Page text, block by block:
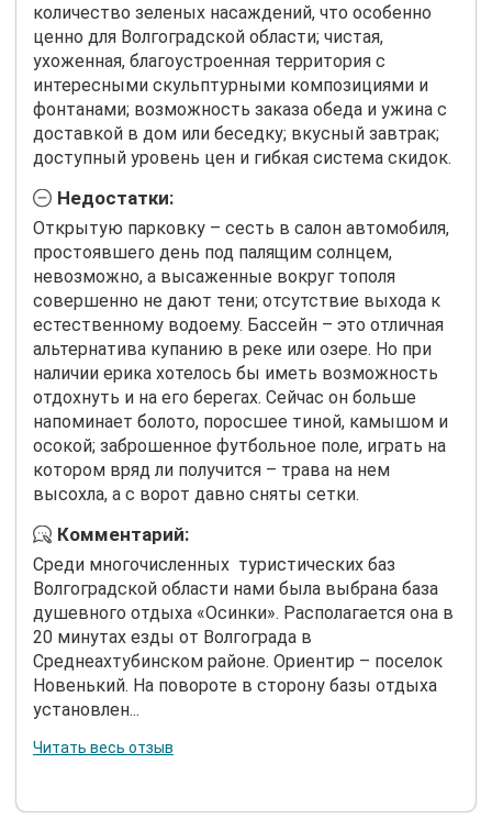
количество зеленых насаждений, что особенно
ценно для Волгоградской области; чистая,
ухоженная, благоустроенная территория с
интересными скульптурными композициями и
фонтанами; возможность заказа обеда и ужина с
доставкой в дом или беседку; вкусный завтрак;
доступный уровень цен и гибкая система скидок.
Недостатки:
Открытую парковку – сесть в салон автомобиля,
простоявшего день под палящим солнцем,
невозможно, а высаженные вокруг тополя
совершенно не дают тени; отсутствие выхода к
естественному водоему. Бассейн – это отличная
альтернатива купанию в реке или озере. Но при
наличии ерика хотелось бы иметь возможность
отдохнуть и на его берегах. Сейчас он больше
напоминает болото, поросшее тиной, камышом и
осокой; заброшенное футбольное поле, играть на
котором вряд ли получится – трава на нем
высохла, а с ворот давно сняты сетки.
Комментарий:
Среди многочисленных туристических баз
Волгоградской области нами была выбрана база
душевного отдыха «Осинки». Располагается она в
20 минутах езды от Волгограда в
Среднеахтубинском районе. Ориентир – поселок
Новенький. На повороте в сторону базы отдыха
установлен...
Читать весь отзыв